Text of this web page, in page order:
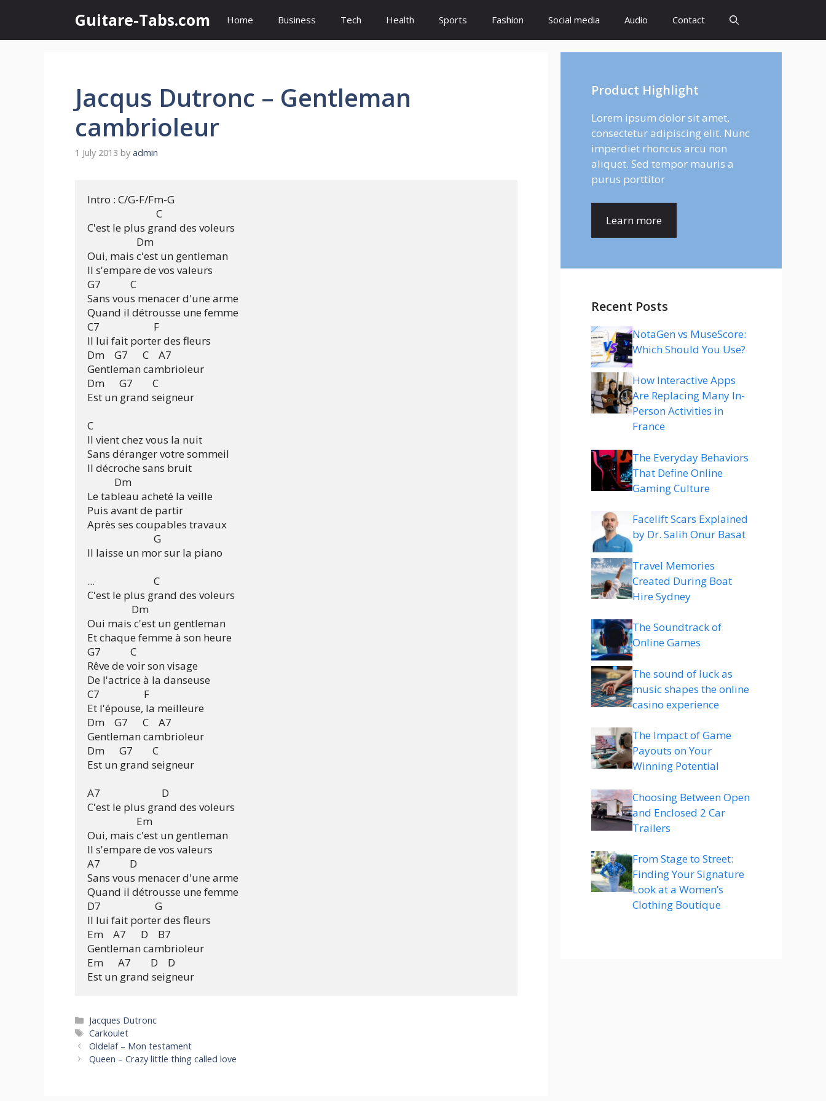
content
Guitare-Tabs.com Home Business Tech Health Sports Fashion Social media Audio Contact
Jacqus Dutronc – Gentleman
cambrioleur
1 July 2013 by admin
Intro : C/G-F/Fm-G
                            C
C'est le plus grand des voleurs
                    Dm
Oui, mais c'est un gentleman
Il s'empare de vos valeurs
G7            C
Sans vous menacer d'une arme
Quand il détrousse une femme
C7                      F
Il lui fait porter des fleurs
Dm    G7      C    A7
Gentleman cambrioleur
Dm      G7        C
Est un grand seigneur
C
Il vient chez vous la nuit
Sans déranger votre sommeil
Il décroche sans bruit
           Dm
Le tableau acheté la veille
Puis avant de partir
Après ses coupables travaux
                           G
Il laisse un mor sur la piano
...                        C
C'est le plus grand des voleurs
                  Dm
Oui mais c'est un gentleman
Et chaque femme à son heure
G7            C
Rêve de voir son visage
De l'actrice à la danseuse
C7                  F
Et l'épouse, la meilleure
Dm    G7      C    A7
Gentleman cambrioleur
Dm      G7        C
Est un grand seigneur
A7                         D
C'est le plus grand des voleurs
                    Em
Oui, mais c'est un gentleman
Il s'empare de vos valeurs
A7            D
Sans vous menacer d'une arme
Quand il détrousse une femme
D7                      G
Il lui fait porter des fleurs
Em    A7      D    B7
Gentleman cambrioleur
Em      A7        D    D
Categories
Jacques Dutronc
Tags
Carkoulet
Oldelaf – Mon testament
Queen – Crazy little thing called love
Product Highlight
Lorem ipsum dolor sit amet,
consectetur adipiscing elit. Nunc
imperdiet rhoncus arcu non
aliquet. Sed tempor mauris a
purus porttitor
Learn more
Recent Posts
NotaGen vs MuseScore:
Which Should You Use?
How Interactive Apps
Are Replacing Many In-
Person Activities in
France
The Everyday Behaviors
That Define Online
Gaming Culture
Facelift Scars Explained
by Dr. Salih Onur Basat
Travel Memories
Created During Boat
Hire Sydney
The Soundtrack of
Online Games
The sound of luck as
music shapes the online
casino experience
The Impact of Game
Payouts on Your
Winning Potential
Choosing Between Open
and Enclosed 2 Car
Trailers
From Stage to Street:
Finding Your Signature
Look at a Women’s
Clothing Boutique